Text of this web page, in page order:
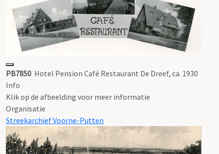
PB7850 Hotel Pension Café Restaurant De Dreef, ca. 1930
Info
Klik op de afbeelding voor meer informatie
Organisatie
Streekarchief Voorne-Putten